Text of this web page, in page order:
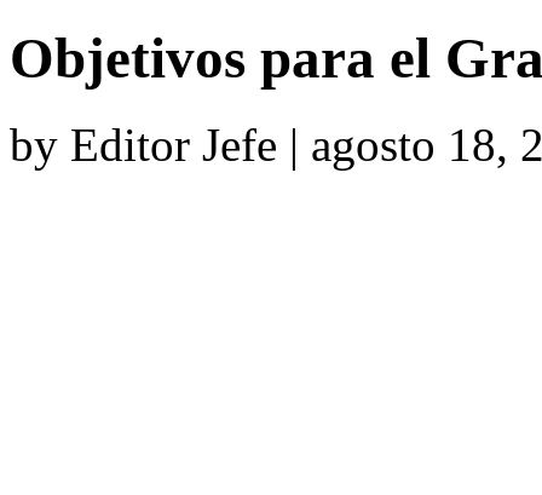
Objetivos para el
by Editor Jefe | agosto 18,